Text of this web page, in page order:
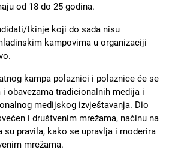
od 18 do 25 godina.
tkinje koji do sada nisu
kampovima u organizaciji
kampa polaznici i polaznice će se
obavezama tradicionalnih medija i
medijskog izvještavanja. Dio
i društvenim mrežama, načinu na
pravila, kako se upravlja i moderira
mrežama.